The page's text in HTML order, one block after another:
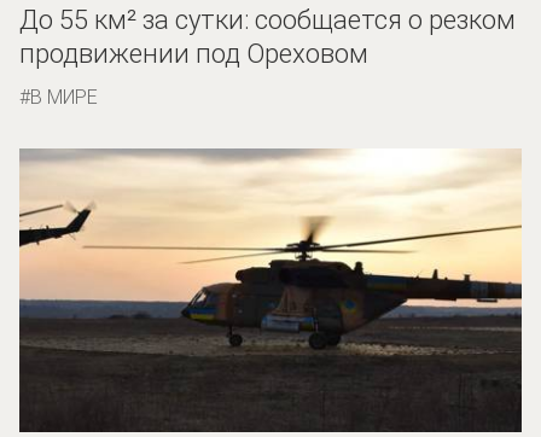
До 55 км² за сутки: сообщается о резком
продвижении под Ореховом
В МИРЕ